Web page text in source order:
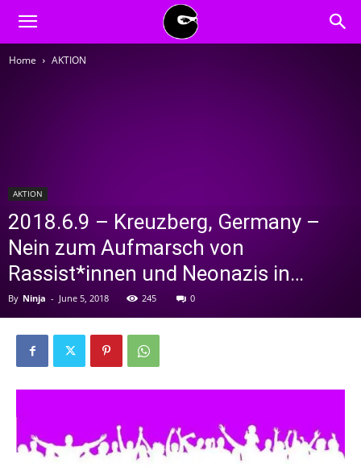
BLACK
Home AKTION
AKTION
2018.6.9 – Kreuzberg, Germany –
Nein zum Aufmarsch von
Rassist*innen und Neonazis in…
By Ninja - June 5, 2018 245 0